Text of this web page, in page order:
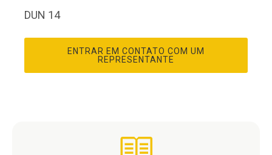
DUN 14
ENTRAR EM CONTATO COM UM
REPRESENTANTE